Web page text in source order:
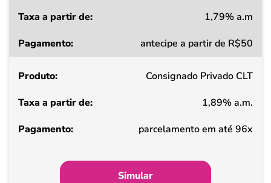
a
de
Pagamento
1,79% a.m
antecipe a partir de R$50
Consignado Privado CLT
1,89% a.m.
parcelamento em até 96x
Simular